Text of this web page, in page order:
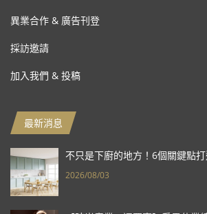
異業合作 & 廣告刊登
採訪邀請
加入我們 & 投稿
最新消息
不只是下廚的地方！6個關鍵點
2026/08/03